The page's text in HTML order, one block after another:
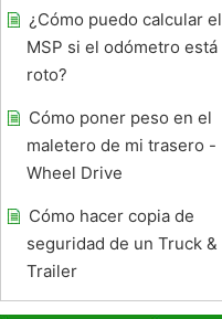
¿Cómo puedo calcular el
MSP si el odómetro está
roto?
Cómo poner peso en el
maletero de mi trasero -
Wheel Drive
Cómo hacer copia de
seguridad de un Truck &
Trailer